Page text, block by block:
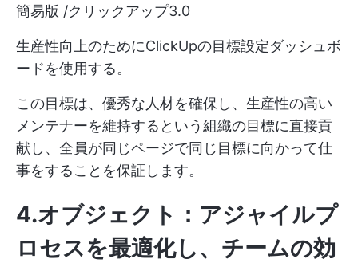
簡易版 /クリックアップ3.0
生産性向上のためにClickUpの目標設定ダッシュボ
ードを使用する。
この目標は、優秀な人材を確保し、生産性の高い
メンテナーを維持するという組織の目標に直接貢
献し、全員が同じページで同じ目標に向かって仕
事をすることを保証します。
4.オブジェクト：アジャイルプ
ロセスを最適化し、チームの効